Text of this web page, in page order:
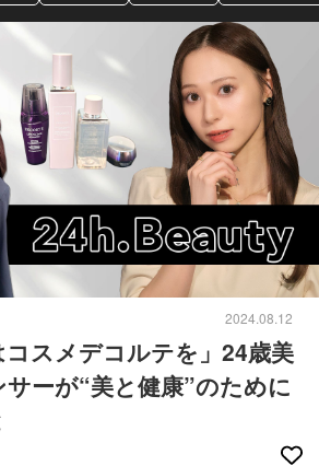
2024.08.12
コスメデコルテを」24歳美
ーが“美と健康”のために